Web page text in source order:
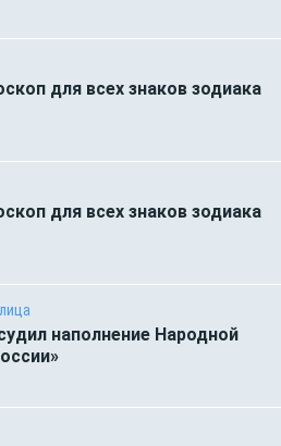
для всех знаков зодиака
для всех знаков зодиака
наполнение Народной